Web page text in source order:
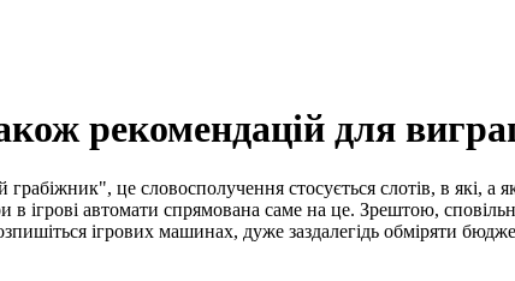
рекомендацій для
це словосполучення стосується слотів, в які,
в ігрові автомати спрямована саме на це. Зрештою,
ігрових машинах, дуже заздалегідь обміряти